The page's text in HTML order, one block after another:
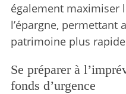
également maximiser
l’épargne, permettant
patrimoine plus
Se préparer à
fonds d’urgence